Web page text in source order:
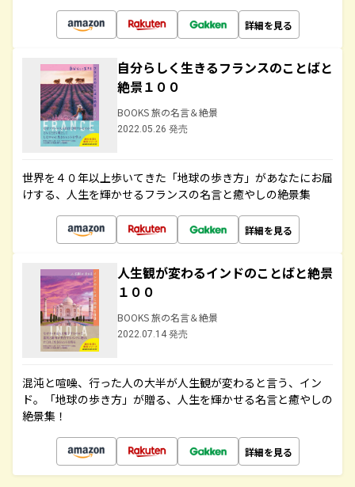
詳細を見る
自分らしく生きるフランスのことばと
絶景１００
BOOKS 旅の名言＆絶景
2022.05.26 発売
世界を４０年以上歩いてきた「地球の歩き方」があなたにお届
けする、人生を輝かせるフランスの名言と癒やしの絶景集
詳細を見る
人生観が変わるインドのことばと絶景
１００
BOOKS 旅の名言＆絶景
2022.07.14 発売
混沌と喧噪、行った人の大半が人生観が変わると言う、イン
ド。「地球の歩き方」が贈る、人生を輝かせる名言と癒やしの
絶景集！
詳細を見る